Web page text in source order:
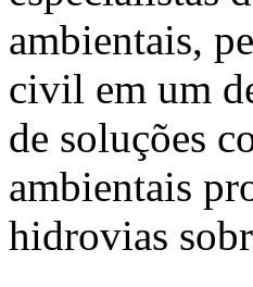
ambientais,
civil em um
de soluções
ambientais
hidrovias